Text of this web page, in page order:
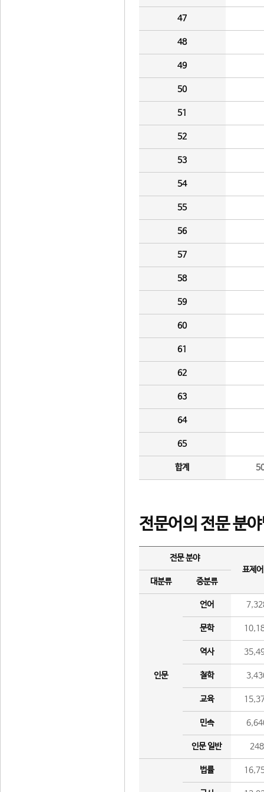
47
48
49
50
51
52
53
54
55
56
57
58
59
60
61
62
63
64
65
합계
전문어의 전문 분
전문 분야
표제
대분류
중분류
인문
언어
문학
역사
철학
교육
민속
인문 일반 248
법률